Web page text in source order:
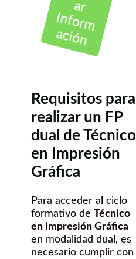
ar
Inform
ación
Requisitos para
realizar un FP
dual de Técnico
en Impresión
Gráfica
Para acceder al ciclo
formativo de Técnico
en Impresión Gráfica
en modalidad dual, es
necesario cumplir con